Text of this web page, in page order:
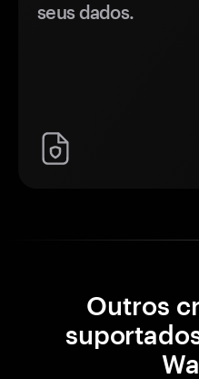
seus dados.
Outros